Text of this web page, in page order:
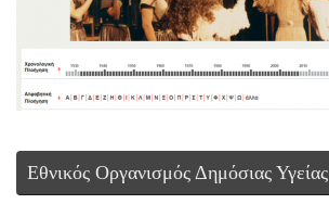
Εθνικός Οργανισμός Δημόσιας Υγείας